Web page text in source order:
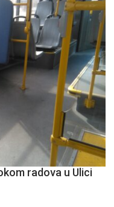
radova u Ulici